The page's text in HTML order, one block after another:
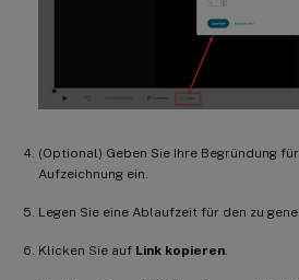
(Optional) Geben Sie Ihre Begründung
Aufzeichnung ein.
Legen Sie eine Ablaufzeit für den zu
Klicken Sie auf Link kopieren.